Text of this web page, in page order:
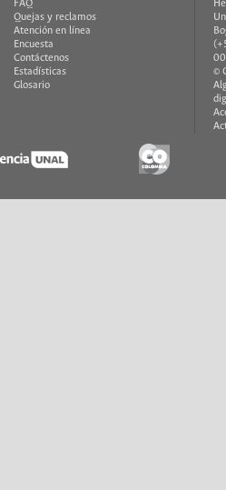
FAQ
Quejas y reclamos
Atención en línea
Encuesta
Contáctenos
Estadísticas
Glosario
©